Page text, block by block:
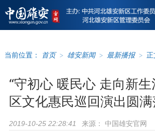
当前位置： 首页 > 雄安新闻 > 最新播报 > 正
“守初心 暖民心 走向新生
区文化惠民巡回演出圆
2019-10-25 22:28:41 来源： 中国雄安官网